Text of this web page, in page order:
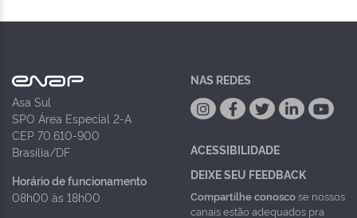
Asa Sul
SPO Área Especial 2-A
CEP 70.610-900
Brasília/DF
Horário de funcionamento
08h00 às 18h00
NAS REDES
ACESSIBILIDADE
DEIXE SEU FEEDBACK
Compartilhe conoscose nossos
canais estão adequados pra